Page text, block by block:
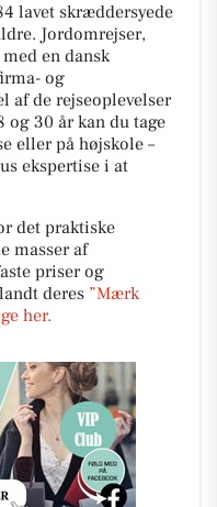
lavet skræddersyede
Jordomrejser,
en dansk
og
af de rejseoplevelser
og 30 år kan du tage
eller på højskole –
ekspertise i at
det praktiske
masser af
priser og
deres ”Mærk
her.